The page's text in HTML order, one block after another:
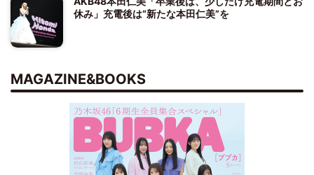
休み」充電後は“新たな本田仁美”を
MAGAZINE&BOOKS